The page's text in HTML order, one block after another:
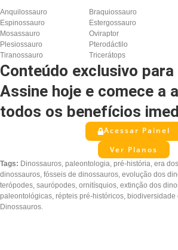
Anquilossauro Braquiossauro
Espinossauro
Estergossauro
Mosassauro
Oviraptor
Plesiossauro
Pterodáctilo
Tiranossauro
Tricerátops
Conteúdo exclusivo
Assine hoje e comece a
todos os benefícios
Acessar Painel
Ver Planos
Tags: Dinossauros, paleontologia, pré-história, era
dinossauros, fósseis de dinossauros, evolução dos
terópodes, saurópodes, ornitísquios, extinção dos
paleontológicas, répteis pré-históricos, biodiversidade
Dinossauros.